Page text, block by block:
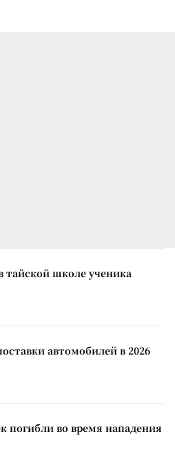
тайской школе ученика
автомобилей в 2026
погибли во время нападения